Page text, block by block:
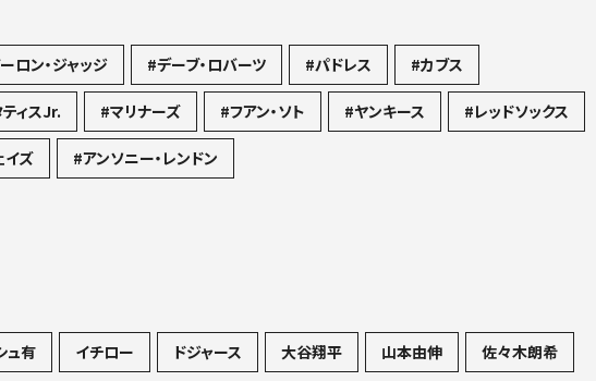
ロン・ジャッジ #デーブ・ロバーツ #パドレス #カブス
ティスJr. #マリナーズ #フアン・ソト #ヤンキース #レッドソックス
イズ #アンソニー・レンドン
ュ有 イチロー ドジャース 大谷翔平 山本由伸 佐々木朗希